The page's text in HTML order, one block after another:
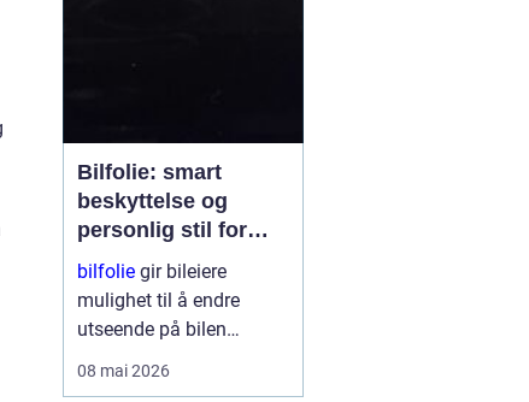
Bilfolie: smart
beskyttelse og
personlig stil for
bilen
bilfolie gir bileiere
mulighet til å endre
utseende på bilen
samtidig som lakken får
08 mai 2026